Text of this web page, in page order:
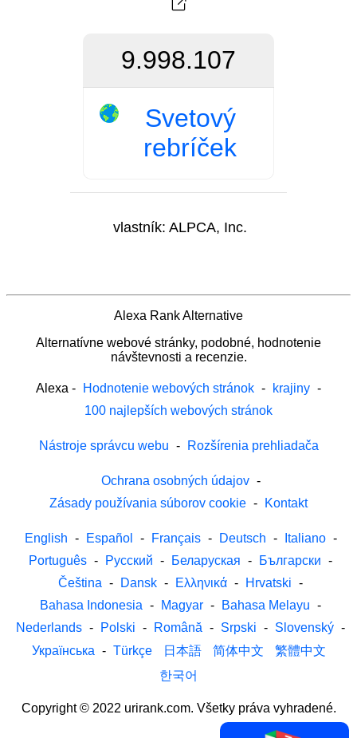
9.998.107
Svetový
rebríček
vlastník: ALPCA, Inc.
Alexa Rank Alternative
Alternatívne webové stránky, podobné, hodnotenie
návštevnosti a recenzie.
Alexa - Hodnotenie webových stránok - krajiny -
100 najlepších webových stránok
Nástroje správcu webu - Rozšírenia prehliadača
Ochrana osobných údajov -
Zásady používania súborov cookie - Kontakt
English - Español - Français - Deutsch - Italiano -
Português - Русский - Беларуская - Български -
Čeština - Dansk - Ελληνικά - Hrvatski -
Bahasa Indonesia - Magyar - Bahasa Melayu -
Nederlands - Polski - Română - Srpski - Slovenský -
Українська - Türkçe 日本語 简体中文
繁體中文
한국어
Copyright © 2022 urirank.com. Všetky práva vyhradené.